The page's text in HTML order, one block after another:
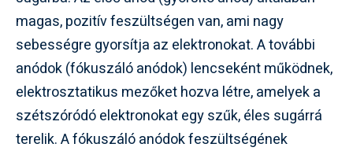
magas, pozitív feszültségen van, ami nagy
sebességre gyorsítja az elektronokat. A további
anódok (fókuszáló anódok) lencseként működnek,
elektrosztatikus mezőket hozva létre, amelyek a
szétszóródó elektronokat egy szűk, éles sugárrá
terelik. A fókuszáló anódok feszültségének